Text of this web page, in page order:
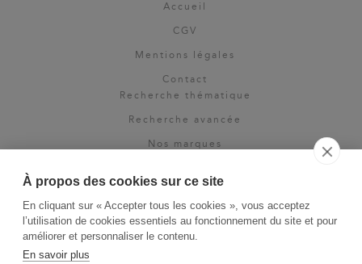
À propos des cookies sur ce site
En cliquant sur « Accepter tous les cookies », vous acceptez
l’utilisation de cookies essentiels au fonctionnement du site et pour
améliorer et personnaliser le contenu.
En savoir plus
Accueil
CGV
Mentions légales
Contact
Recherche thématique
Recherche avancée
Nos marques
Espace pro
Newsletter
La Vie des Classiques